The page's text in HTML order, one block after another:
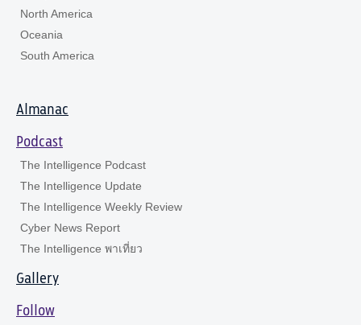
North America
Oceania
South America
Almanac
Podcast
The Intelligence Podcast
The Intelligence Update
The Intelligence Weekly Review
Cyber News Report
The Intelligence พาเที่ยว
Gallery
Follow